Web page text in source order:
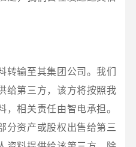
转输至其集团公司。我们
给第三方，该方将按照我
，相关责任由智电承担。
分资产或股权出售给第三